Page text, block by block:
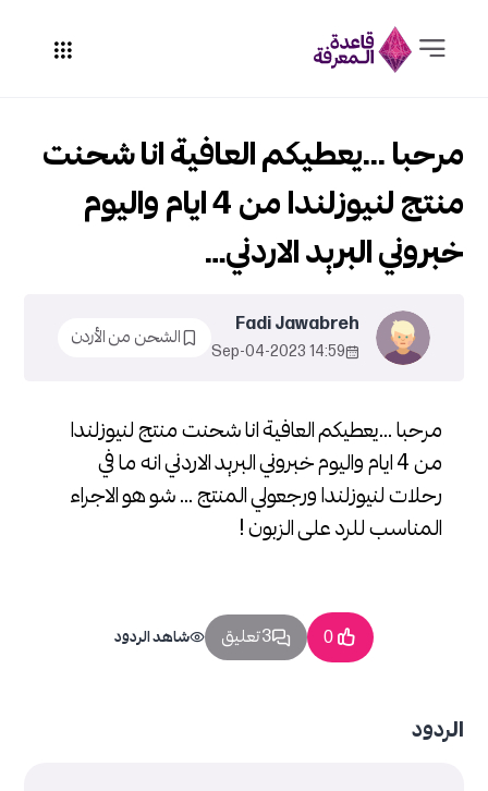
مرحبا ...يعطيكم العافية انا شحنت منتج لنيوزلندا
من 4 ايام واليوم خبروني البريد الاردني انه ما في
رحلات لنيوزلندا ورجعولي المنتج ... شو هو الاجراء
المناسب للرد على الزبون !
مرحبا ...يعطيكم العافية انا شحنت
منتج لنيوزلندا من 4 ايام واليوم
خبروني البريد الاردني…
Fadi Jawabreh
14:59 2023-Sep-04
الشحن من الأردن
0 3 تعليق شاهد الردود
الردود